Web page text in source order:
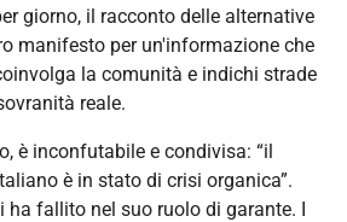
giorno, il racconto delle alternative
manifesto per un'informazione che
la comunità e indichi strade
reale.
è inconfutabile e condivisa: “il
è in stato di crisi organica”.
ha fallito nel suo ruolo di garante. I